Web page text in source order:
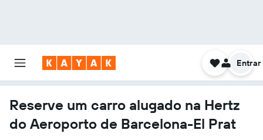
Entrar
Reserve um carro alugado na Hertz
do Aeroporto de Barcelona-El Prat